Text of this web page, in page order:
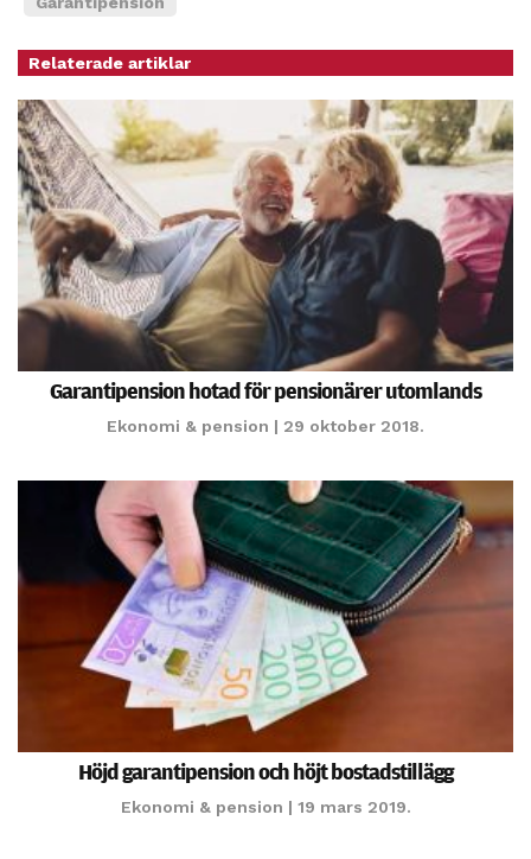
Relaterade artiklar
Garantipension hotad för pensionärer utomlands
Ekonomi & pension | 29 oktober 2018.
Höjd garantipension och höjt bostadstillägg
Ekonomi & pension | 19 mars 2019.
Marknadsföring
Genom att dela
med dig av dina
intressen och ditt
beteende när du
surfar ökar du
chansen att få se
personligt
anpassat innehåll
och erbjudanden.